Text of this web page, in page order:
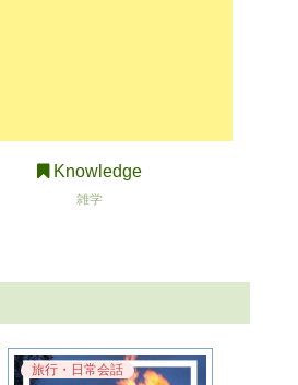
Knowledge
雑学
旅行・日常会話